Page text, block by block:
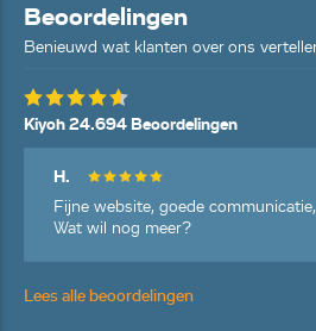
Beoordelingen
Benieuwd wat klanten over ons
Kiyoh 24.694 Beoordelingen
H.
Fijne website, goede
Wat wil nog meer?
Lees alle beoordelingen